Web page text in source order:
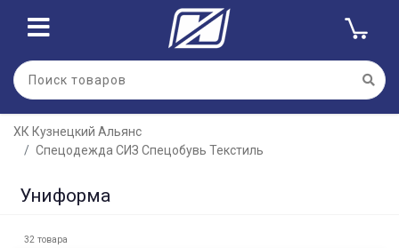
ХК Кузнецкий Альянс
Спецодежда СИЗ Спецобувь Текстиль
Униформа
32 товара